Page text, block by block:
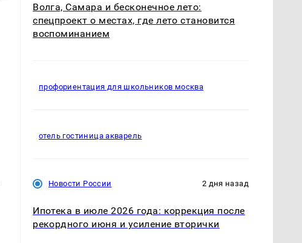
Волга, Самара и бесконечное лето:
спецпроект о местах, где лето становится
воспоминанием
профориентация для школьников москва
отель гостиница акварель
Новости России 2 дня назад
Ипотека в июле 2026 года: коррекция после
рекордного июня и усиление вторички